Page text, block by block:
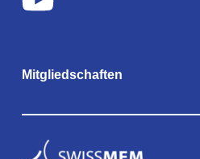
Mitgliedschaften